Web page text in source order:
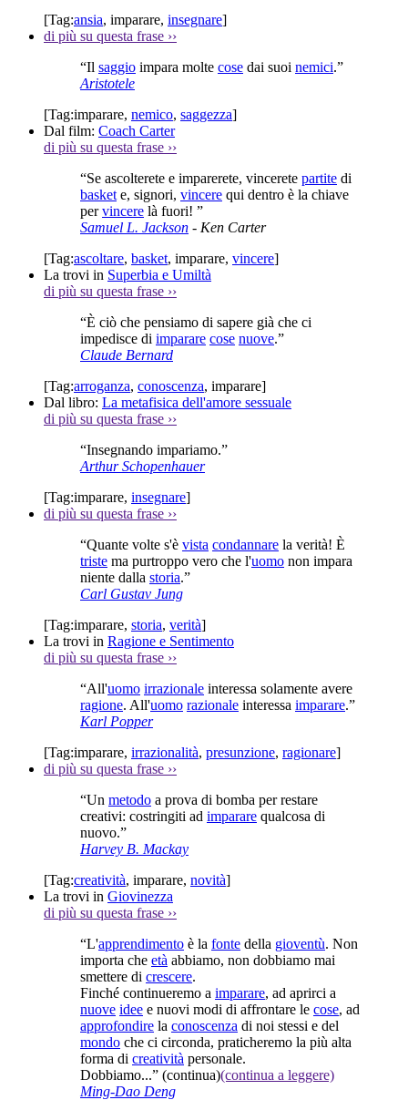
[Tag:ansia, imparare, insegnare]
di più su questa frase ››
“Il saggio impara molte cose dai suoi nemici.”
Aristotele
[Tag:imparare, nemico, saggezza]
Dal film: Coach Carter
di più su questa frase ››
“Se ascolterete e imparerete, vincerete partite di
basket e, signori, vincere qui dentro è la chiave
pervincere là fuori! ”
Samuel L. Jackson - Ken Carter
[Tag:ascoltare, basket, imparare, vincere]
La trovi in Superbia e Umiltà
di più su questa frase ››
“È ciò che pensiamo di sapere già che ci
impedisce di imparare cose nuove.”
Claude Bernard
[Tag:arroganza, conoscenza, imparare]
Dal libro: La metafisica dell'amore sessuale
di più su questa frase ››
“Insegnando impariamo.”
Arthur Schopenhauer
[Tag:imparare, insegnare]
di più su questa frase ››
“Quante volte s'è vista condannare la verità! È
triste ma purtroppo vero che l'uomo non impara
niente dalla storia.”
Carl Gustav Jung
[Tag:imparare, storia, verità]
La trovi in Ragione e Sentimento
di più su questa frase ››
“All'uomo irrazionale interessa solamente avere
ragione. All'uomo razionale interessa imparare.”
Karl Popper
[Tag:imparare, irrazionalità, presunzione, ragionare]
di più su questa frase ››
“Un metodo a prova di bomba per restare
creativi: costringiti ad imparare qualcosa di
nuovo.”
Harvey B. Mackay
[Tag:creatività, imparare, novità]
La trovi in Giovinezza
di più su questa frase ››
“L'apprendimento è la fonte della gioventù. Non
importa che età abbiamo, non dobbiamo mai
smettere di crescere.
Finché continueremo a imparare, ad aprirci a
nuove idee e nuovi modi di affrontare le cose, ad
approfondire la conoscenza di noi stessi e del
mondo che ci circonda, praticheremo la più alta
forma di creatività personale.
Dobbiamo...” (continua)(continua a leggere)
Ming-Dao Deng